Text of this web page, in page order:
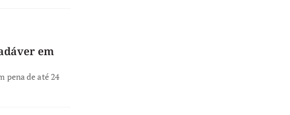
em
pena de até 24